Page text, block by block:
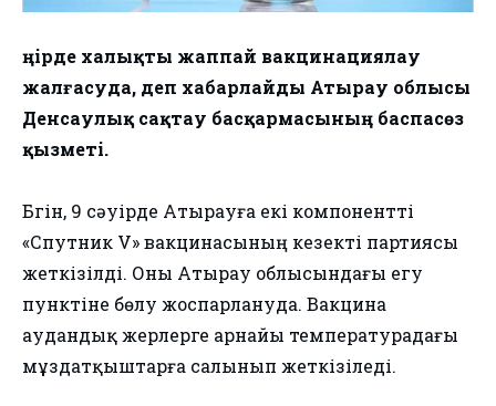
Өңірде халықты жаппай вакцинациялау
жалғасуда, деп хабарлайды Атырау облысы
Денсаулық сақтау басқармасының баспасөз
қызметі.
Бүгін, 9 сәуірде Атырауға екі компонентті
«Спутник V» вакцинасының кезекті партиясы
жеткізілді. Оны Атырау облысындағы егу
пунктіне бөлу жоспарлануда. Вакцина
аудандық жерлерге арнайы температурадағы
мұздатқыштарға салынып жеткізіледі.